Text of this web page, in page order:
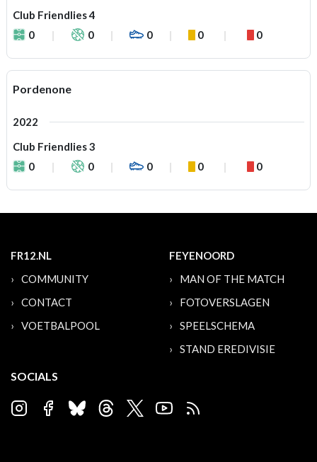
Club Friendlies 4
0
0 0 0 0
Pordenone
2022
Club Friendlies 3
0
0 0 0 0
FR12.NL
COMMUNITY
CONTACT
VOETBALPOOL
FEYENOORD
MAN OF THE MATCH
FOTOVERSLAGEN
SPEELSCHEMA
STAND EREDIVISIE
SOCIALS